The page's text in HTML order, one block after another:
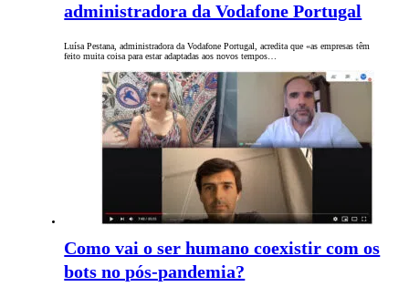
administradora da Vodafone Portugal
Luísa Pestana, administradora da Vodafone Portugal, acredita que «as empresas têm
feito muita coisa para estar adaptadas aos novos tempos…
Como vai o ser humano coexistir com os
bots no pós-pandemia?